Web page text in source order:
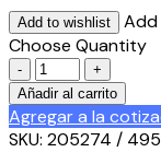
Add to wishlist
Choose Quantity
Quantity
Añadir al carrito
Agregar a la
SKU: 205274 /